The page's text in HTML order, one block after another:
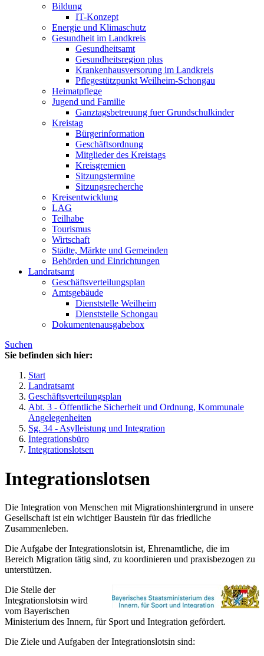
Bildung
IT-Konzept
Energie und Klimaschutz
Gesundheit im Landkreis
Gesundheitsamt
Gesundheitsregion plus
Krankenhausversorung im Landkreis
Pflegestützpunkt Weilheim-Schongau
Heimatpflege
Jugend und Familie
Ganztagsbetreuung fuer Grundschulkinder
Kreistag
Bürgerinformation
Geschäftsordnung
Mitglieder des Kreistags
Kreisgremien
Sitzungstermine
Sitzungsrecherche
Kreisentwicklung
LAG
Teilhabe
Tourismus
Wirtschaft
Städte, Märkte und Gemeinden
Behörden und Einrichtungen
Landratsamt
Geschäftsverteilungsplan
Amtsgebäude
Dienststelle Weilheim
Dienststelle Schongau
Dokumentenausgabebox
Suchen
Sie befinden sich hier:
Start
Landratsamt
Geschäftsverteilungsplan
Abt. 3 - Öffentliche Sicherheit und Ordnung, Kommunale
Angelegenheiten
Sg. 34 - Asylleistung und Integration
Integrationsbüro
Integrationslotsen
Integrationslotsen
Die Integration von Menschen mit Migrationshintergrund in unsere
Gesellschaft ist ein wichtiger Baustein für das friedliche
Zusammenleben.
Die Aufgabe der Integrationslotsin ist, Ehrenamtliche, die im
Bereich Migration tätig sind, zu koordinieren und praxisbezogen zu
unterstützen.
Die Stelle der
Integrationslotsin wird
vom Bayerischen
Ministerium des Innern, für Sport und Integration gefördert.
Die Ziele und Aufgaben der Integrationslotsin sind: